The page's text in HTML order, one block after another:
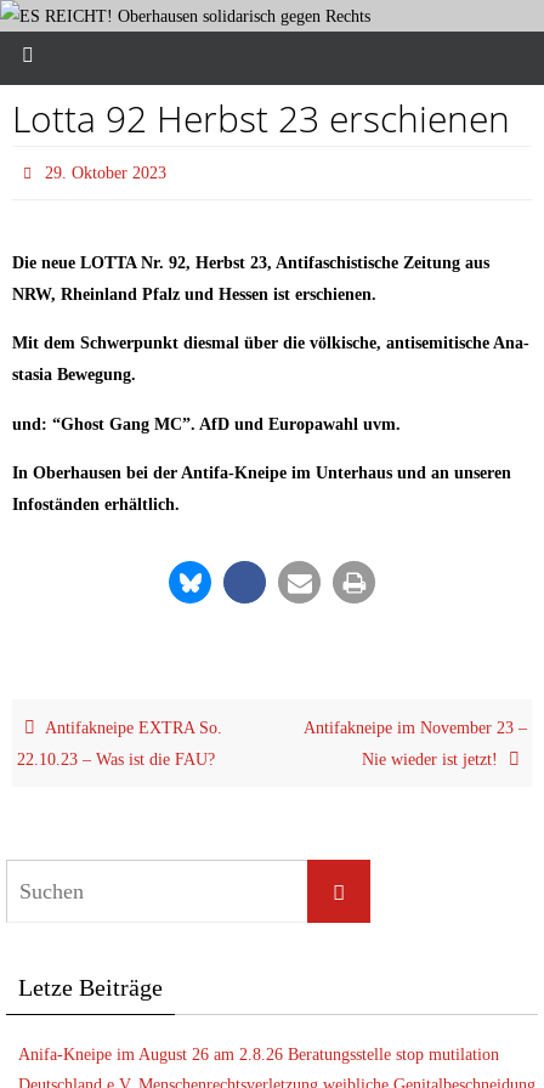
Lot­ta 92 Herbst 23 erschienen
29. Oktober 2023
Die neue LOTTA Nr. 92, Herbst 23, Anti­fa­schis­ti­sche Zei­tung aus
NRW, Rhein­land Pfalz und Hes­sen ist erschienen.
Mit dem Schwer­punkt dies­mal über die völ­ki­sche, anti­se­mi­ti­sche Ana­
sta­sia Bewegung.
und: “Ghost Gang MC”. AfD und Euro­pa­wahl uvm.
In Ober­hau­sen bei der Anti­fa-Knei­pe im Unter­haus und an unse­ren
Info­stän­den erhältlich.
Anti­f­akne­i­pe EXTRA So.
22.10.23 – Was ist die FAU?
Anti­f­akne­i­pe im Novem­ber 23 –
Nie wie­der ist jetzt!
Let­ze Beiträge
Ani­fa-Knei­pe im August 26 am 2.8.26 Bera­tungs­stel­le stop muti­la­ti­on